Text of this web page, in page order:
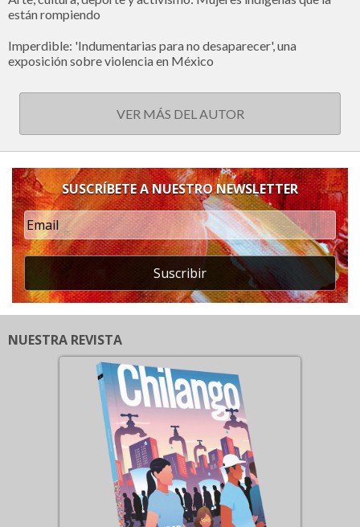
están rompiendo
Imperdible: 'Indumentarias para no desaparecer', una
exposición sobre violencia en México
VER MÁS DEL AUTOR
SUSCRÍBETE A NUESTRO NEWSLETTER
Suscribir
NUESTRA REVISTA